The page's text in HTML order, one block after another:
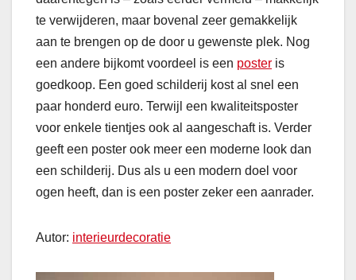
te verwijderen, maar bovenal zeer gemakkelijk
aan te brengen op de door u gewenste plek. Nog
een andere bijkomt voordeel is een poster is
goedkoop. Een goed schilderij kost al snel een
paar honderd euro. Terwijl een kwaliteitsposter
voor enkele tientjes ook al aangeschaft is. Verder
geeft een poster ook meer een moderne look dan
een schilderij. Dus als u een modern doel voor
ogen heeft, dan is een poster zeker een aanrader.
Autor: interieurdecoratie